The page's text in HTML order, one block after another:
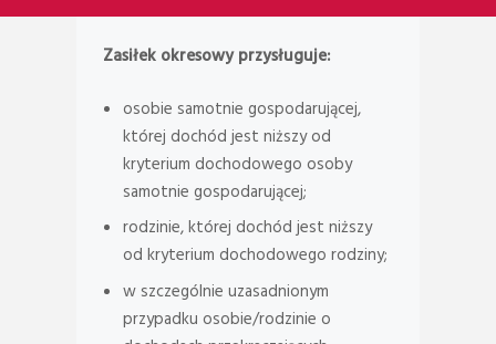
Zasiłek okresowy przysługuje:
osobie samotnie gospodarującej,
której dochód jest niższy od
kryterium dochodowego osoby
samotnie gospodarującej;
rodzinie, której dochód jest niższy
od kryterium dochodowego rodziny;
w szczególnie uzasadnionym
przypadku osobie/rodzinie o